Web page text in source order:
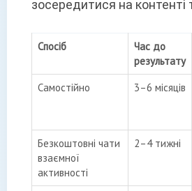
зосередитися на контенті
Спосіб
Час до
результату
Самостійно
3–6 місяців
Безкоштовні чати
взаємної
активності
2–4 тижні